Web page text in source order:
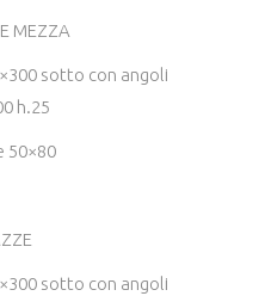
MEZZA
sotto con angoli
h.25
50×80
sotto con angoli